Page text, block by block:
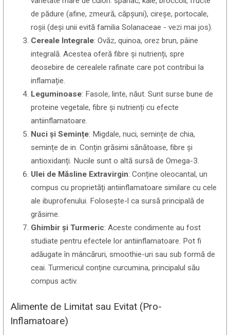
de pădure (afine, zmeură, căpșuni), cireșe, portocale,
roșii (deși unii evită familia Solanaceae - vezi mai jos).
Cereale Integrale: Ovăz, quinoa, orez brun, pâine
integrală. Acestea oferă fibre și nutrienți, spre
deosebire de cerealele rafinate care pot contribui la
inflamație.
Leguminoase: Fasole, linte, năut. Sunt surse bune de
proteine vegetale, fibre și nutrienți cu efecte
antiinflamatoare.
Nuci și Semințe: Migdale, nuci, semințe de chia,
semințe de in. Conțin grăsimi sănătoase, fibre și
antioxidanți. Nucile sunt o altă sursă de Omega-3.
Ulei de Măsline Extravirgin: Conține oleocantal, un
compus cu proprietăți antiinflamatoare similare cu cele
ale ibuprofenului. Folosește-l ca sursă principală de
grăsime.
Ghimbir și Turmeric: Aceste condimente au fost
studiate pentru efectele lor antiinflamatoare. Pot fi
adăugate în mâncăruri, smoothie-uri sau sub formă de
ceai. Turmericul conține curcumina, principalul său
compus activ.
Alimente de Limitat sau Evitat (Pro-
Inflamatoare)